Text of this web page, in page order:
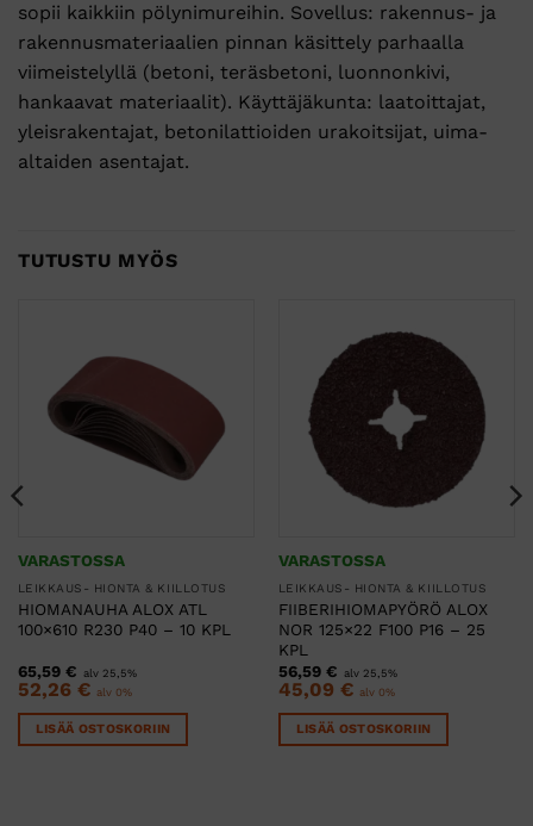
sopii kaikkiin pölynimureihin. Sovellus: rakennus- ja
rakennusmateriaalien pinnan käsittely parhaalla
viimeistelyllä (betoni, teräsbetoni, luonnonkivi,
hankaavat materiaalit). Käyttäjäkunta: laatoittajat,
yleisrakentajat, betonilattioiden urakoitsijat, uima-
altaiden asentajat.
TUTUSTU MYÖS
VARASTOSSA
LEIKKAUS- HIONTA & KIILLOTUS
HIOMANAUHA ALOX ATL
100×610 R230 P40 – 10 KPL
65,59 € alv 25,5%
52,26 € alv 0%
LISÄÄ OSTOSKORIIN
VARASTOSSA
LEIKKAUS- HIONTA & KIILLOTUS
FIIBERIHIOMAPYÖRÖ ALOX
NOR 125×22 F100 P16 – 25
KPL
56,59 € alv 25,5%
45,09 € alv 0%
LISÄÄ OSTOSKORIIN